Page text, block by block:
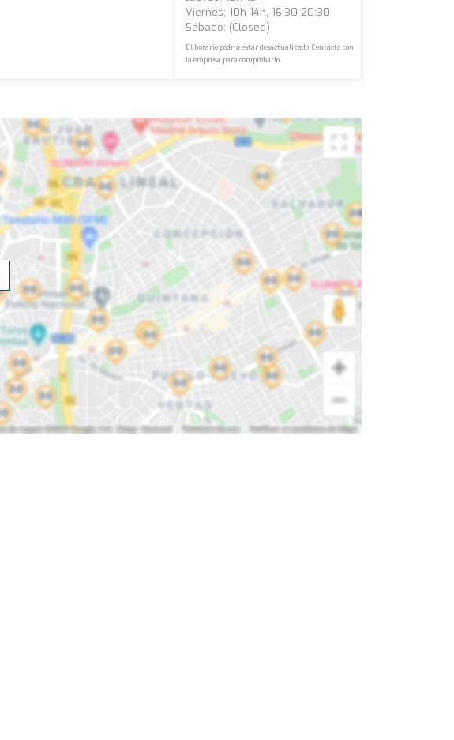
Viernes: 10h-14h, 16:30-20:30
Sábado: (closed)
El horario podría estar desactualizado. Contacta con
la empresa para comprobarlo.